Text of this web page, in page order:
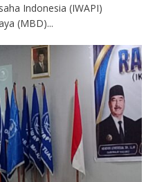
Indonesia (IWAPI)
(MBD)...